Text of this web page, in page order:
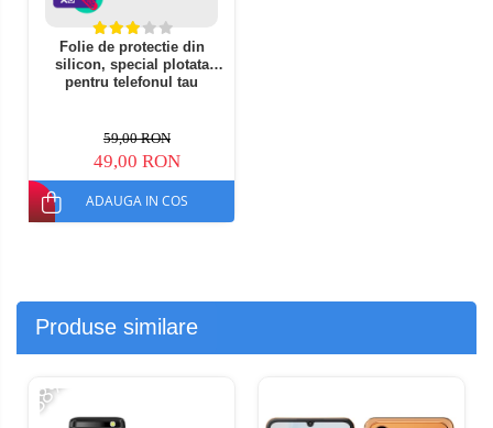
Folie de protectie din
silicon, special plotata
pentru telefonul tau
59,00 RON
49,00 RON
ADAUGA IN COS
Produse similare
-38%